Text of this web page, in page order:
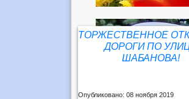
ТОРЖЕСТВЕННОЕ
ДОРОГИ ПО
ШАБАНОВА!
Опубликовано: 08 ноября 2019